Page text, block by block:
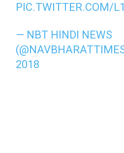
PIC.TWITTER.COM/
— NBT HINDI NEWS
2018